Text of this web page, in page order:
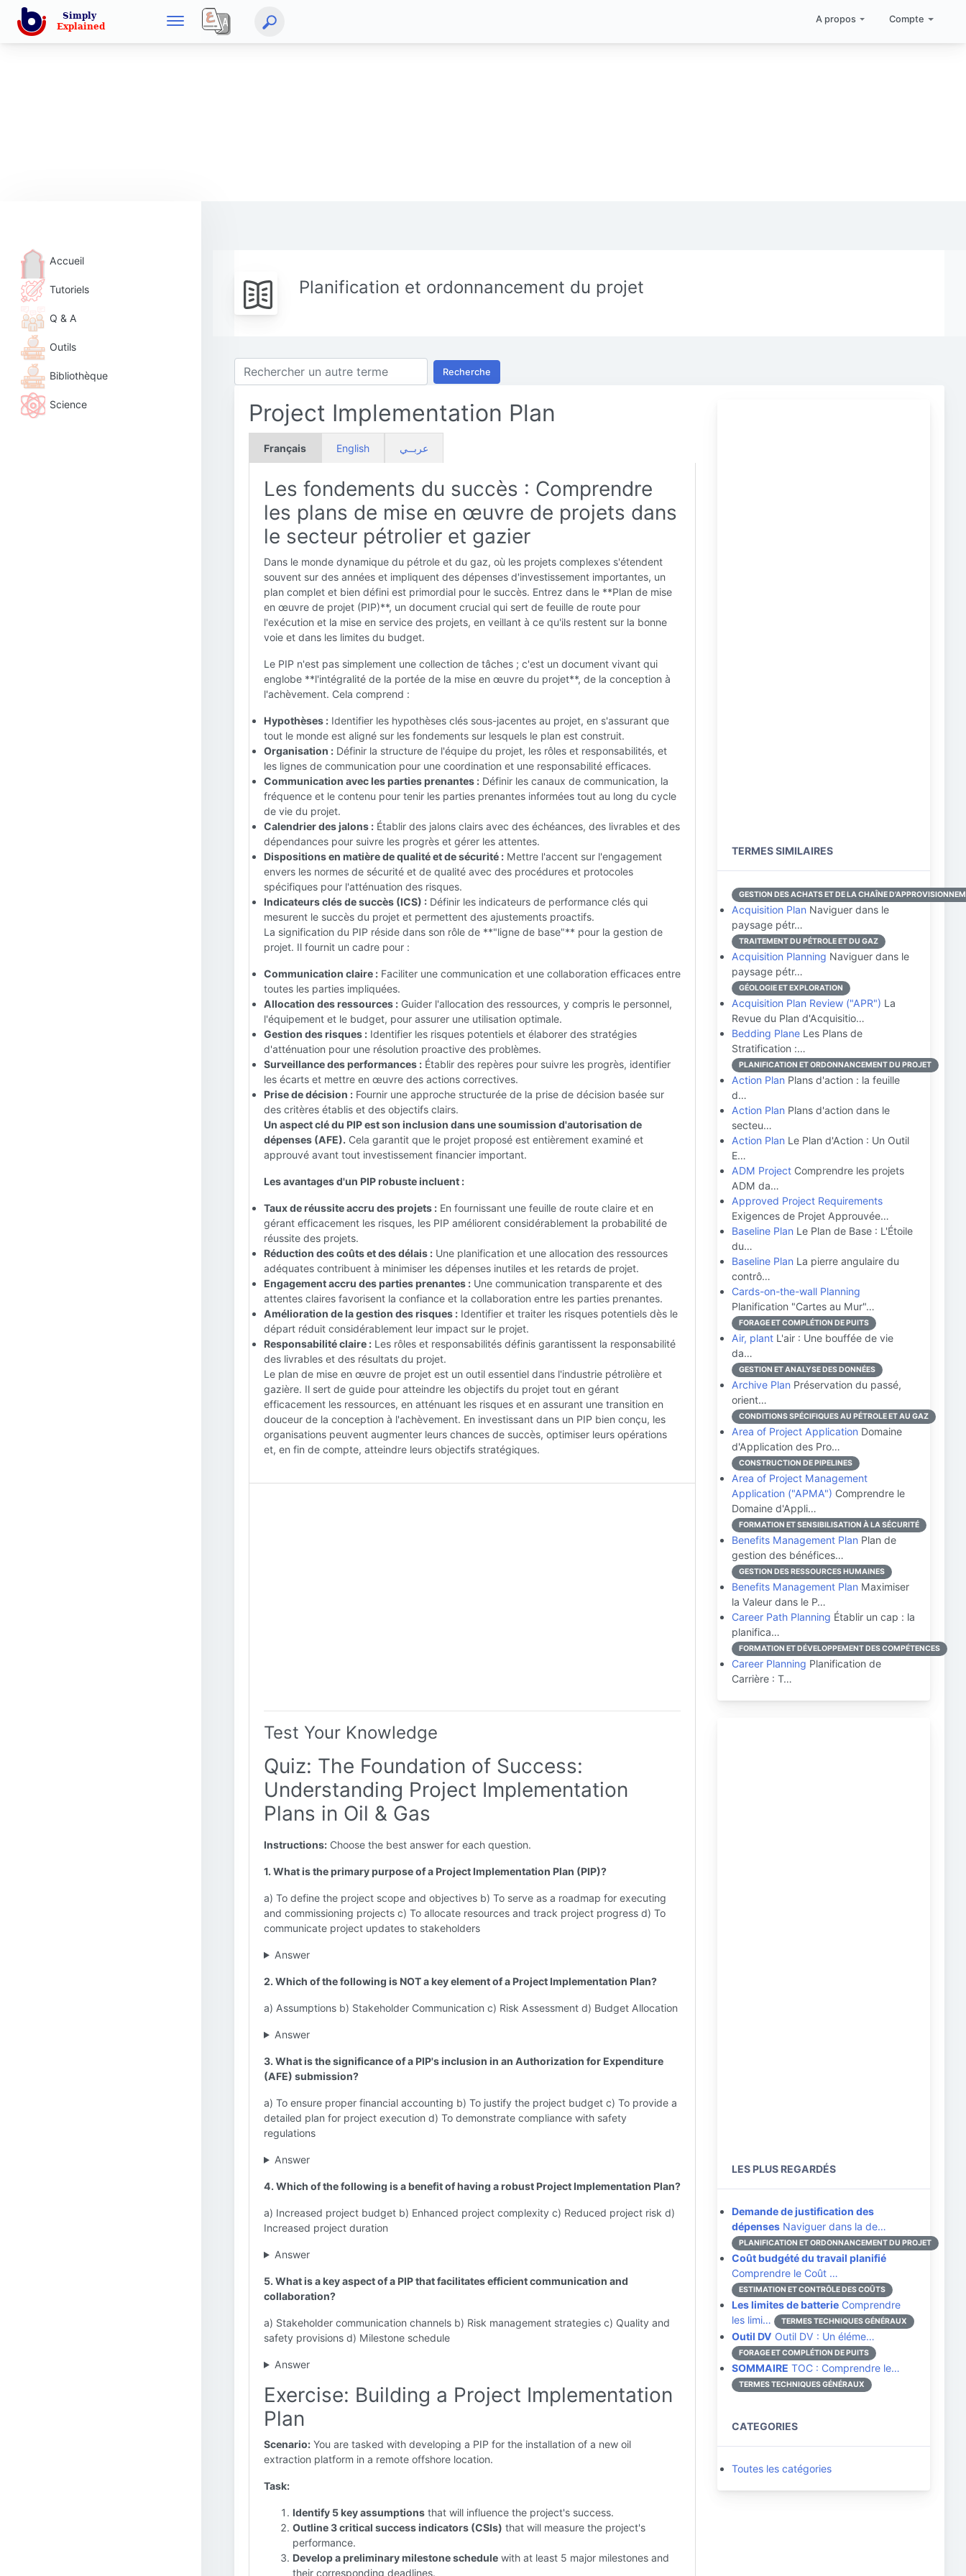
A propos Compte
Accueil
Tutoriels
Q & A
Outils
Bibliothèque
Science
Planification et ordonnancement du projet
Recherche
Project Implementation Plan
Français English عربــي
Les fondements du succès : Comprendre
les plans de mise en œuvre de projets dans
le secteur pétrolier et gazier
Dans le monde dynamique du pétrole et du gaz, où les projets complexes s'étendent
souvent sur des années et impliquent des dépenses d'investissement importantes, un
plan complet et bien défini est primordial pour le succès. Entrez dans le **Plan de mise
en œuvre de projet (PIP)**, un document crucial qui sert de feuille de route pour
l'exécution et la mise en service des projets, en veillant à ce qu'ils restent sur la bonne
voie et dans les limites du budget.
Le PIP n'est pas simplement une collection de tâches ; c'est un document vivant qui
englobe **l'intégralité de la portée de la mise en œuvre du projet**, de la conception à
l'achèvement. Cela comprend :
Hypothèses : Identifier les hypothèses clés sous-jacentes au projet, en s'assurant que
tout le monde est aligné sur les fondements sur lesquels le plan est construit.
Organisation : Définir la structure de l'équipe du projet, les rôles et responsabilités, et
les lignes de communication pour une coordination et une responsabilité efficaces.
Communication avec les parties prenantes : Définir les canaux de communication, la
fréquence et le contenu pour tenir les parties prenantes informées tout au long du cycle
de vie du projet.
Calendrier des jalons : Établir des jalons clairs avec des échéances, des livrables et des
dépendances pour suivre les progrès et gérer les attentes.
Dispositions en matière de qualité et de sécurité : Mettre l'accent sur l'engagement
envers les normes de sécurité et de qualité avec des procédures et protocoles
spécifiques pour l'atténuation des risques.
Indicateurs clés de succès (ICS) : Définir les indicateurs de performance clés qui
mesurent le succès du projet et permettent des ajustements proactifs.
La signification du PIP réside dans son rôle de **"ligne de base"** pour la gestion de
projet. Il fournit un cadre pour :
Communication claire : Faciliter une communication et une collaboration efficaces entre
toutes les parties impliquées.
Allocation des ressources : Guider l'allocation des ressources, y compris le personnel,
l'équipement et le budget, pour assurer une utilisation optimale.
Gestion des risques : Identifier les risques potentiels et élaborer des stratégies
d'atténuation pour une résolution proactive des problèmes.
Surveillance des performances : Établir des repères pour suivre les progrès, identifier
les écarts et mettre en œuvre des actions correctives.
Prise de décision : Fournir une approche structurée de la prise de décision basée sur
des critères établis et des objectifs clairs.
Un aspect clé du PIP est son inclusion dans une soumission d'autorisation de
dépenses (AFE). Cela garantit que le projet proposé est entièrement examiné et
approuvé avant tout investissement financier important.
Les avantages d'un PIP robuste incluent :
Taux de réussite accru des projets : En fournissant une feuille de route claire et en
gérant efficacement les risques, les PIP améliorent considérablement la probabilité de
réussite des projets.
Réduction des coûts et des délais : Une planification et une allocation des ressources
adéquates contribuent à minimiser les dépenses inutiles et les retards de projet.
Engagement accru des parties prenantes : Une communication transparente et des
attentes claires favorisent la confiance et la collaboration entre les parties prenantes.
Amélioration de la gestion des risques : Identifier et traiter les risques potentiels dès le
départ réduit considérablement leur impact sur le projet.
Responsabilité claire : Les rôles et responsabilités définis garantissent la responsabilité
des livrables et des résultats du projet.
Le plan de mise en œuvre de projet est un outil essentiel dans l'industrie pétrolière et
gazière. Il sert de guide pour atteindre les objectifs du projet tout en gérant
efficacement les ressources, en atténuant les risques et en assurant une transition en
douceur de la conception à l'achèvement. En investissant dans un PIP bien conçu, les
organisations peuvent augmenter leurs chances de succès, optimiser leurs opérations
et, en fin de compte, atteindre leurs objectifs stratégiques.
Test Your Knowledge
Quiz: The Foundation of Success:
Understanding Project Implementation
Plans in Oil & Gas
Instructions: Choose the best answer for each question.
1. What is the primary purpose of a Project Implementation Plan (PIP)?
a) To define the project scope and objectives b) To serve as a roadmap for executing
and commissioning projects c) To allocate resources and track project progress d) To
communicate project updates to stakeholders
Answer
2. Which of the following is NOT a key element of a Project Implementation Plan?
a) Assumptions b) Stakeholder Communication c) Risk Assessment d) Budget Allocation
Answer
3. What is the significance of a PIP's inclusion in an Authorization for Expenditure
(AFE) submission?
a) To ensure proper financial accounting b) To justify the project budget c) To provide a
detailed plan for project execution d) To demonstrate compliance with safety
regulations
Answer
4. Which of the following is a benefit of having a robust Project Implementation Plan?
a) Increased project budget b) Enhanced project complexity c) Reduced project risk d)
Increased project duration
Answer
5. What is a key aspect of a PIP that facilitates efficient communication and
collaboration?
a) Stakeholder communication channels b) Risk management strategies c) Quality and
safety provisions d) Milestone schedule
Answer
Exercise: Building a Project Implementation
Plan
Scenario: You are tasked with developing a PIP for the installation of a new oil
extraction platform in a remote offshore location.
Task:
Identify 5 key assumptions that will influence the project's success.
Outline 3 critical success indicators (CSIs) that will measure the project's
performance.
Develop a preliminary milestone schedule with at least 5 major milestones and
their corresponding deadlines.
TERMES SIMILAIRES
GESTION DES ACHATS ET DE LA CHAÎNE
Acquisition Plan Naviguer dans le
paysage pétr…
TRAITEMENT DU PÉTROLE ET DU GAZ
Acquisition Planning Naviguer dans le
paysage pétr…
GÉOLOGIE ET EXPLORATION
Acquisition Plan Review ("APR") La
Revue du Plan d'Acquisitio…
Bedding Plane Les Plans de
Stratification :…
PLANIFICATION ET ORDONNANCEMENT DU PROJET
Action Plan Plans d'action : la feuille
d…
Action Plan Plans d'action dans le
secteu…
Action Plan Le Plan d'Action : Un Outil
E…
ADM Project Comprendre les projets
ADM da…
Approved Project Requirements
Exigences de Projet Approuvée…
Baseline Plan Le Plan de Base : L'Étoile
du…
Baseline Plan La pierre angulaire du
contrô…
Cards-on-the-wall Planning
Planification "Cartes au Mur"…
FORAGE ET COMPLÉTION DE PUITS
Air, plant L'air : Une bouffée de vie
da…
GESTION ET ANALYSE DES DONNÉES
Archive Plan Préservation du passé,
orient…
CONDITIONS SPÉCIFIQUES AU PÉTROLE ET AU GAZ
Area of Project Application Domaine
d'Application des Pro…
CONSTRUCTION DE PIPELINES
Area of Project Management
Application ("APMA") Comprendre le
Domaine d'Appli…
FORMATION ET SENSIBILISATION À LA SÉCURITÉ
Benefits Management Plan Plan de
gestion des bénéfices…
GESTION DES RESSOURCES HUMAINES
Benefits Management Plan Maximiser
la Valeur dans le P…
Career Path Planning Établir un cap : la
planifica…
FORMATION ET DÉVELOPPEMENT DES COMPÉTENCES
Career Planning Planification de
Carrière : T…
LES PLUS REGARDÉS
Demande de justification des
dépenses Naviguer dans la de…
PLANIFICATION ET ORDONNANCEMENT DU PROJET
Coût budgété du travail planifié
Comprendre le Coût …
ESTIMATION ET CONTRÔLE DES COÛTS
Les limites de batterie Comprendre
les limi…
TERMES TECHNIQUES GÉNÉRAUX
Outil DV Outil DV : Un éléme…
FORAGE ET COMPLÉTION DE PUITS
SOMMAIRE TOC : Comprendre le…
TERMES TECHNIQUES GÉNÉRAUX
CATEGORIES
Toutes les catégories